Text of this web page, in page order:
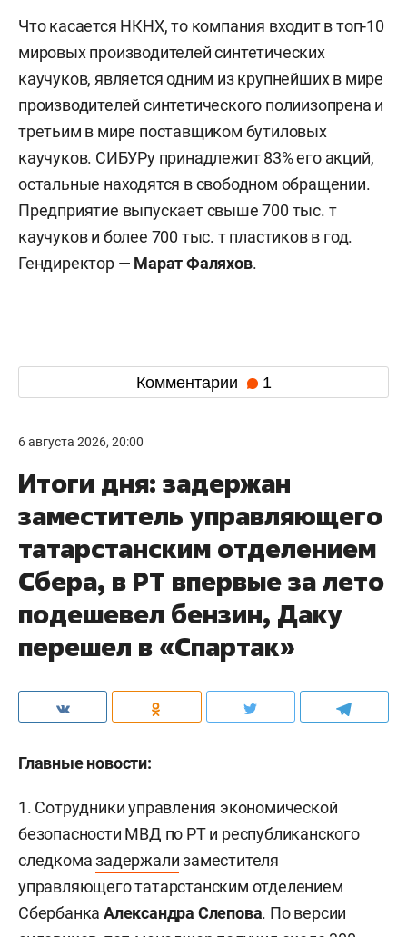
Что касается НКНХ, то компания входит в топ-10
мировых производителей синтетических
каучуков, является одним из крупнейших в мире
производителей синтетического полиизопрена и
третьим в мире поставщиком бутиловых
каучуков. СИБУРу принадлежит 83% его акций,
остальные находятся в свободном обращении.
Предприятие выпускает свыше 700 тыс. т
каучуков и более 700 тыс. т пластиков в год.
Гендиректор — Марат Фаляхов.
Комментарии 1
6 августа 2026, 20:00
Итоги дня: задержан
заместитель управляющего
татарстанским отделением
Сбера, в РТ впервые за лето
подешевел бензин, Даку
перешел в «Спартак»
Главные новости:
1. Сотрудники управления экономической
безопасности МВД по РТ и республиканского
следкомазадержализаместителя
управляющего татарстанским отделением
СбербанкаАлександра Слепова. По версии